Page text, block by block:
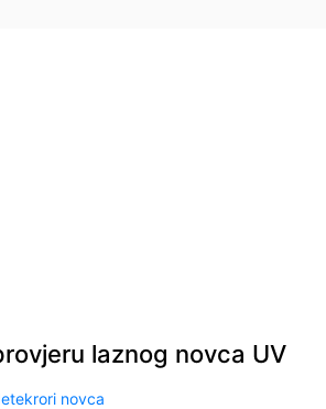
laznog novca UV
novca